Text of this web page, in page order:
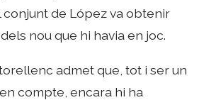
de López va obtenir
nou que hi havia en joc.
admet que, tot i ser un
compte, encara hi ha